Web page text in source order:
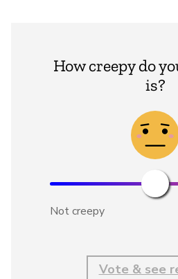
How creepy do
is?
Not creepy
Vote & see